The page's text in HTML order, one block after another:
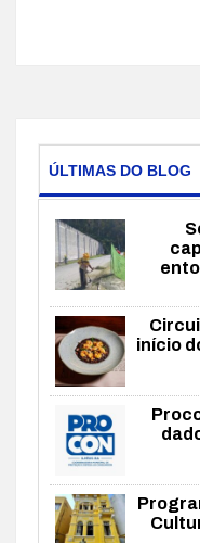
ÚLTIMAS DO BLOG
início